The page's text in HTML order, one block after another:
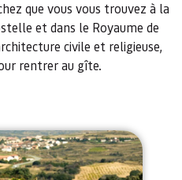
que vous vous trouvez à la
et dans le Royaume de
civile et religieuse,
rentrer au gîte.
Collaborez à la restauration